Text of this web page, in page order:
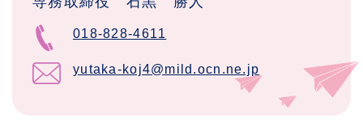
018-828-4611
yutaka-koj4@mild.ocn.ne.jp